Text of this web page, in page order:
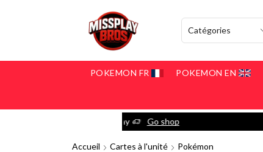
POKEMON FR POKEMON EN
Accueil Cartes à l'unité Pokémon